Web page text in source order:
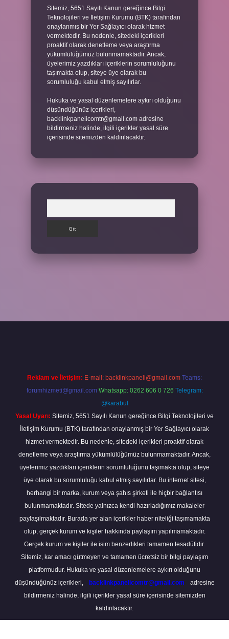
Sitemiz, 5651 Sayılı Kanun gereğince Bilgi
Teknolojileri ve İletişim Kurumu (BTK) tarafından
onaylanmış bir Yer Sağlayıcı olarak hizmet
vermektedir. Bu nedenle, sitedeki içerikleri
proaktif olarak denetleme veya araştırma
yükümlülüğümüz bulunmamaktadır. Ancak,
üyelerimiz yazdıkları içeriklerin sorumluluğunu
taşımakta olup, siteye üye olarak bu
sorumluluğu kabul etmiş sayılırlar.
Hukuka ve yasal düzenlemelere aykırı olduğunu
düşündüğünüz içerikleri,
backlinkpanelicomtr@gmail.com adresine
bildirmeniz halinde, ilgili içerikler yasal süre
içerisinde sitemizden kaldırılacaktır.
Reklam ve İletişim: E-mail: backlinkpaneli@gmail.com Teams:
forumhizmeti@gmail.com Whatsapp: 0262 606 0 726 Telegram:
@karabul
Yasal Uyarı: Sitemiz, 5651 Sayılı Kanun gereğince Bilgi Teknolojileri ve
İletişim Kurumu (BTK) tarafından onaylanmış bir Yer Sağlayıcı olarak
hizmet vermektedir. Bu nedenle, sitedeki içerikleri proaktif olarak
denetleme veya araştırma yükümlülüğümüz bulunmamaktadır. Ancak,
üyelerimiz yazdıkları içeriklerin sorumluluğunu taşımakta olup, siteye
üye olarak bu sorumluluğu kabul etmiş sayılırlar. Bu internet sitesi,
herhangi bir marka, kurum veya şahıs şirketi ile hiçbir bağlantısı
bulunmamaktadır. Sitede yalnızca kendi hazırladığımız makaleler
paylaşılmaktadır. Burada yer alan içerikler haber niteliği taşımamakta
olup, gerçek kurum ve kişiler hakkında paylaşım yapılmamaktadır.
Gerçek kurum ve kişiler ile isim benzerlikleri tamamen tesadüfidir.
Sitemiz, kar amacı gütmeyen ve tamamen ücretsiz bir bilgi paylaşım
platformudur. Hukuka ve yasal düzenlemelere aykırı olduğunu
düşündüğünüz içerikleri,
backlinkpanelicomtr@gmail.com
adresine
bildirmeniz halinde, ilgili içerikler yasal süre içerisinde sitemizden
kaldırılacaktır.